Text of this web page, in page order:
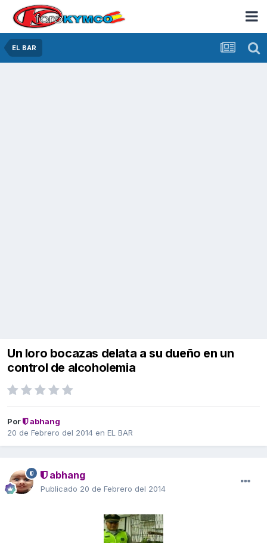
EL BAR
Un loro bocazas delata a su dueño en un
control de alcoholemia
Por
abhang
20 de Febrero del 2014 en EL BAR
abhang
Publicado 20 de Febrero del 2014